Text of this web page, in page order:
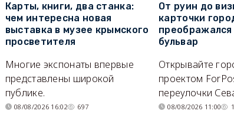
Карты, книги, два станка:
чем интересна новая
выставка в музее крымского
просветителя
Многие экспонаты впервые
представлены широкой
публике.
08/08/2026 16:02 697
От руин до
карточки
бульвар
Открывайте
проектом
переулочки
08/08/2026 11:00